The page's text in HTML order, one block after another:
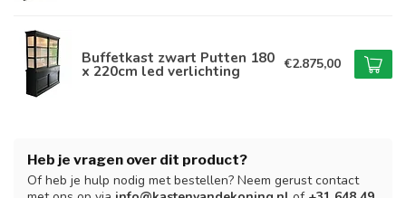
Buffetkast zwart Putten 180
x 220cm led verlichting €2.875,00
Heb je vragen over dit product?
Of heb je hulp nodig met bestellen? Neem gerust contact